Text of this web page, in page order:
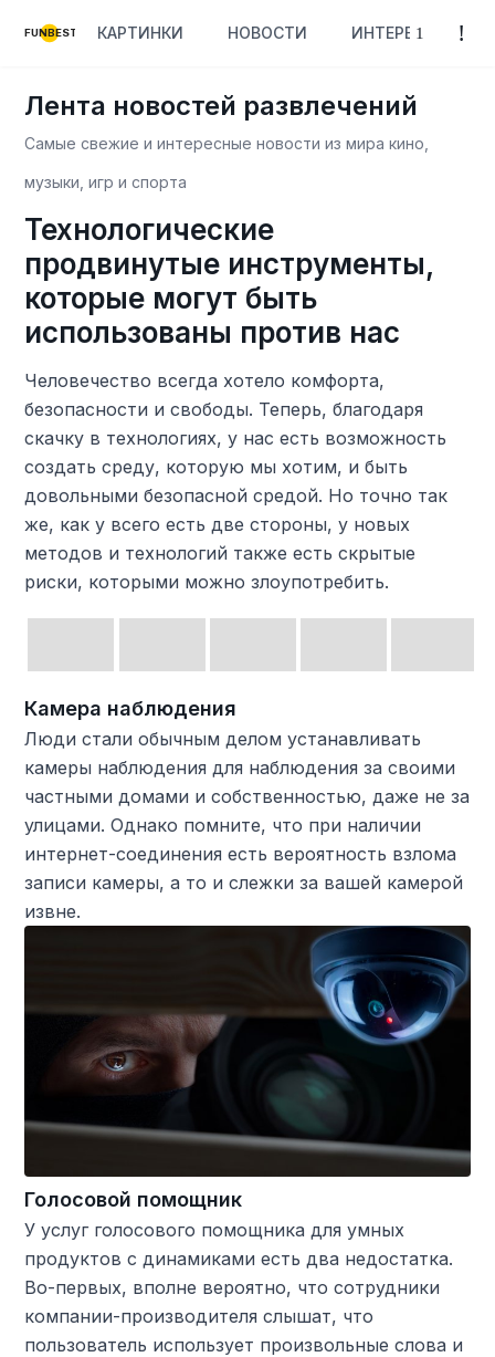
FUNBEST КАРТИНКИ НОВОСТИ ИНТЕРЕСНОЕ
Лента новостей развлечений
Самые свежие и интересные новости из мира кино,
музыки, игр и спорта
Технологические
продвинутые инструменты,
которые могут быть
использованы против нас
Человечество всегда хотело комфорта,
безопасности и свободы. Теперь, благодаря
скачку в технологиях, у нас есть возможность
создать среду, которую мы хотим, и быть
довольными безопасной средой. Но точно так
же, как у всего есть две стороны, у новых
методов и технологий также есть скрытые
риски, которыми можно злоупотребить.
Камера наблюдения
Люди стали обычным делом устанавливать
камеры наблюдения для наблюдения за своими
частными домами и собственностью, даже не за
улицами. Однако помните, что при наличии
интернет-соединения есть вероятность взлома
записи камеры, а то и слежки за вашей камерой
извне.
Голосовой помощник
У услуг голосового помощника для умных
продуктов с динамиками есть два недостатка.
Во-первых, вполне вероятно, что сотрудники
компании-производителя слышат, что
пользователь использует произвольные слова и